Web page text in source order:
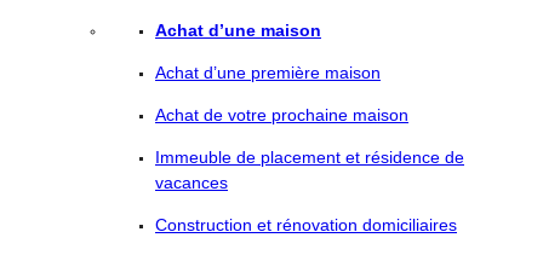
Achat d’une maison
Achat d’une première maison
Achat de votre prochaine maison
Immeuble de placement et résidence de
vacances
Construction et rénovation domiciliaires